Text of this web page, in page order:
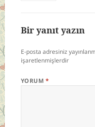
Bir yanıt yazın
E-posta adresiniz
işaretlenmişlerdir
YORUM *